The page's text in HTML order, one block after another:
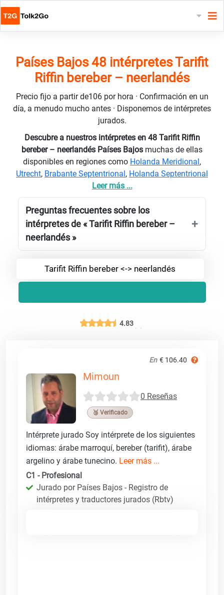
Países Bajos 48 intérpretes Tarifit
Riffin bereber – neerlandés
Precio fijo a partir de106 por hora · Confirmación en un
día, a menudo mucho antes · Disponemos de intérpretes
jurados.
Descubre a nuestros intérpretes en 48 Tarifit Riffin
bereber – neerlandés Países Bajos muchas de ellas
disponibles en regiones como Holanda Meridional,
Utrecht, Brabante Septentrional, Holanda Septentrional
Leer más ...
Preguntas frecuentes sobre los
intérpretes de « Tarifit Riffin bereber –
neerlandés »
Tarifit Riffin bereber <-> neerlandés
4.83
En € 106.40
Mimoun
0 Reseñas
🥉 Verificado
Intérprete jurado Soy intérprete de los siguientes
idiomas: árabe marroquí, bereber (tarifit), árabe
argelino y árabe tunecino. Leer más ...
C1 - Profesional
Jurado por Países Bajos - Registro de
intérpretes y traductores jurados (Rbtv)